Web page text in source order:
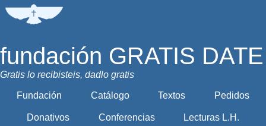
fundación GRATIS DATE
Gratis lo recibisteis, dadlo gratis
Fundación Catálogo Textos Pedidos
Donativos Conferencias Lecturas L.H.